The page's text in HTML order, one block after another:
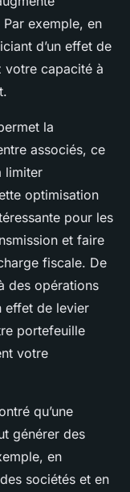
exemple, en
d’un effet de
votre capacité à
la
associés, ce
limiter
optimisation
pour les
et faire
fiscale. De
des opérations
effet de levier
portefeuille
votre
qu’une
générer des
en
sociétés et en